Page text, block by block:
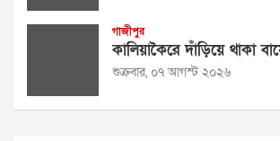
গাজীপুর
কালিয়াকৈরে দাঁড়িয়ে থাকা
শুক্রবার, ০৭ আগস্ট ২০২৬